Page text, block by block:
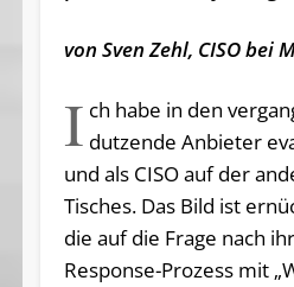
von Sven Zehl, CI­SO bei
I ch habe in den
dutzende Anbieter
und als CISO auf der
Tisches. Das Bild ist
die auf die Frage nach
Response-Prozess mit